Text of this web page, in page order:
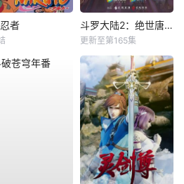
者 斗罗大陆2：绝世唐门
更新至第165集